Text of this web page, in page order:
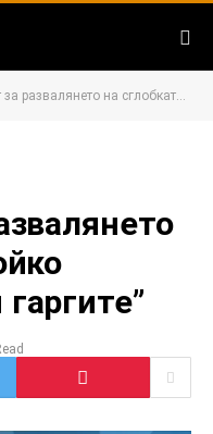
на сглобката: Бойко Борисов “плаши гаргите”